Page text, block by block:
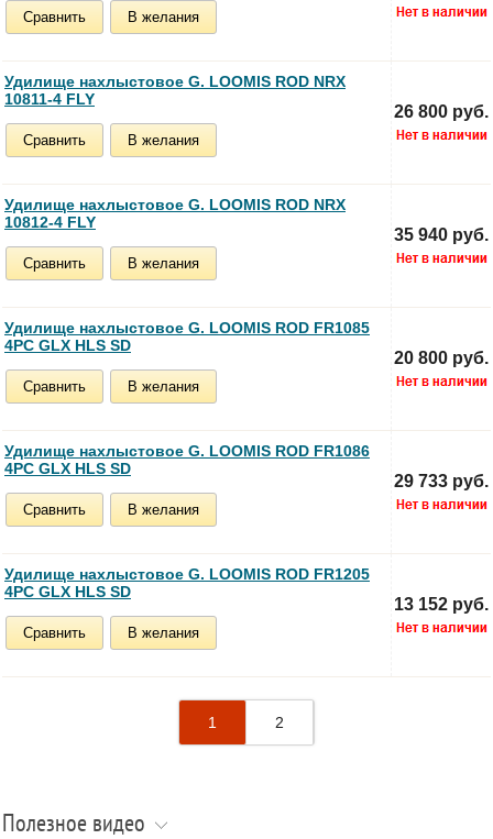
Сравнить В желания
Удилище нахлыстовое G. LOOMIS ROD NRX
10811-4 FLY
Сравнить В желания
26 800 руб.
Удилище нахлыстовое G. LOOMIS ROD NRX
10812-4 FLY
Сравнить В желания
35 940 руб.
Удилище нахлыстовое G. LOOMIS ROD FR1085
4PC GLX HLS SD
Сравнить В желания
20 800 руб.
Удилище нахлыстовое G. LOOMIS ROD FR1086
4PC GLX HLS SD
Сравнить В желания
29 733 руб.
Удилище нахлыстовое G. LOOMIS ROD FR1205
4PC GLX HLS SD
Сравнить В желания
13 152 руб.
1 2
Полезное видео